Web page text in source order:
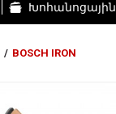
Խոհանոցային
/ BOSCH IRON